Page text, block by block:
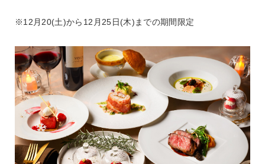
※12月20(土)から12月25日(木)までの期間限定